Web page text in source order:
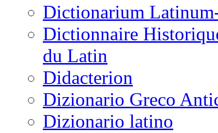
Dictionarium
Dictionnaire
du Latin
Didacterion
Dizionario Greco
Dizionario latino